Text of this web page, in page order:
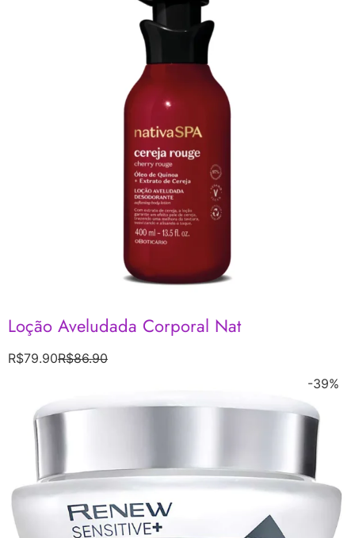
Loção Aveludada Corporal Nat
R$86.90
R$79.90
-39%